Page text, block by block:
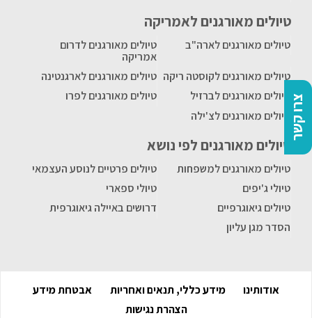
צרו קשר
טיולים מאורגנים לאמריקה
טיולים מאורגנים לארה"ב
טיולים מאורגנים לדרום
אמריקה
טיולים מאורגנים לקוסטה ריקה טיולים מאורגנים לארגנטינה
טיולים מאורגנים לברזיל
טיולים מאורגנים לפרו
טיולים מאורגנים לצ'ילה
טיולים מאורגנים לפי נושא
טיולים מאורגנים למשפחות
טיולים פרטיים לנוסע העצמאי
טיולי ג'יפים
טיולי ספארי
טיולים גיאוגרפיים
דרושים באיילה גיאוגרפית
הסדר מגן עליון
אודותינו מידע כללי, תנאים ואחריות
אבטחת מידע
הצהרת נגישות